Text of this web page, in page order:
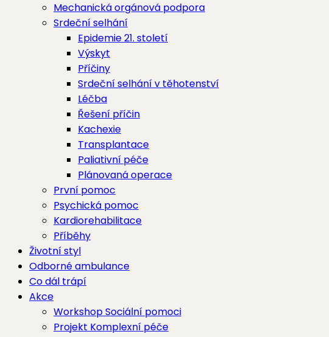
Mechanická orgánová podpora
Srdeční selhání
Epidemie 21. století
Výskyt
Příčiny
Srdeční selhání v těhotenství
Léčba
Řešení příčin
Kachexie
Transplantace
Paliativní péče
Plánovaná operace
První pomoc
Psychická pomoc
Kardiorehabilitace
Příběhy
Životní styl
Odborné ambulance
Co dál trápí
Akce
Workshop Sociální pomoci
Projekt Komplexní péče